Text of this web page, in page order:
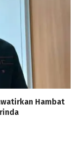
Hambat